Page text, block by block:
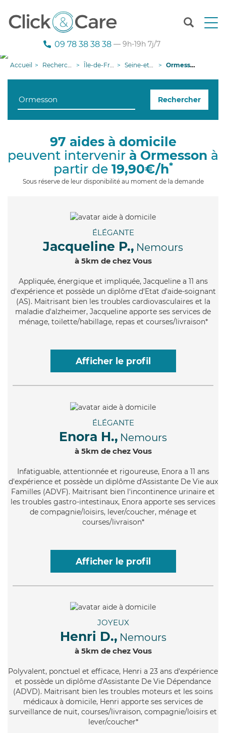
T
n
g
i
09 78 38 38 38 — 9h-19h 7j/7
Accueil Recherche aide à domicile Île-de-France Seine-et-Marne Ormesson
Rechercher
97 aides à domicile
peuvent intervenir à Ormesson à
partir de 19,90€/h*
Sous réserve de leur disponibilité au moment de la demande
ÉLÉGANTE
Jacqueline P., Nemours
à 5km de chez Vous
Appliquée, énergique et impliquée, Jacqueline a 11 ans
d'expérience et possède un diplôme d'Etat d'aide-soignant
(AS). Maitrisant bien les troubles cardiovasculaires et la
maladie d'alzheimer, Jacqueline apporte ses services de
ménage, toilette/habillage, repas et courses/livraison*
Afficher le profil
ÉLÉGANTE
Enora H., Nemours
à 5km de chez Vous
Infatiguable, attentionnée et rigoureuse, Enora a 11 ans
d'expérience et possède un diplôme d'Assistante De Vie aux
Familles (ADVF). Maitrisant bien l'incontinence urinaire et
les troubles gastro-intestinaux, Enora apporte ses services
de compagnie/loisirs, lever/coucher, ménage et
courses/livraison*
Afficher le profil
JOYEUX
Henri D., Nemours
à 5km de chez Vous
Polyvalent, ponctuel et efficace, Henri a 23 ans d'expérience
et possède un diplôme d'Assistante De Vie Dépendance
(ADVD). Maitrisant bien les troubles moteurs et les soins
médicaux à domicile, Henri apporte ses services de
surveillance de nuit, courses/livraison, compagnie/loisirs et
lever/coucher*